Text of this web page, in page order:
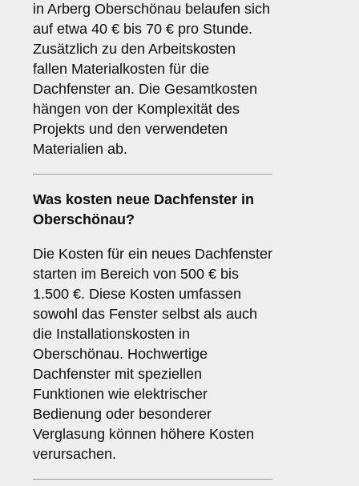
in Arberg Oberschönau belaufen sich
auf etwa 40 € bis 70 € pro Stunde.
Zusätzlich zu den Arbeitskosten
fallen Materialkosten für die
Dachfenster an. Die Gesamtkosten
hängen von der Komplexität des
Projekts und den verwendeten
Materialien ab.
Was kosten neue Dachfenster in
Oberschönau?
Die Kosten für ein neues Dachfenster
starten im Bereich von 500 € bis
1.500 €. Diese Kosten umfassen
sowohl das Fenster selbst als auch
die Installationskosten in
Oberschönau. Hochwertige
Dachfenster mit speziellen
Funktionen wie elektrischer
Bedienung oder besonderer
Verglasung können höhere Kosten
verursachen.